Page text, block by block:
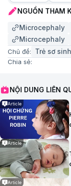
NGUỒN THAM
Microcephaly
Microcephaly
Chủ đề: Trẻ sơ sinh
Chia sẻ:
NỘI DUNG LIÊN
Article
Article
Article